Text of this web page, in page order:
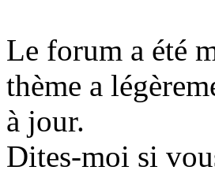
Le forum a été
thème a
à jour.
Dites-moi si